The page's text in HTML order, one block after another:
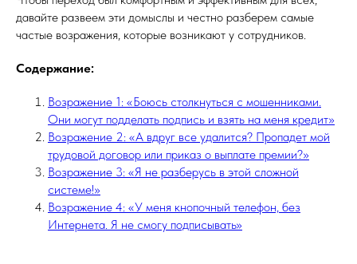
давайте развеем эти домыслы и честно разберем самые
частые возражения, которые возникают у сотрудников.
Содержание:
Возражение 1: «Боюсь столкнуться с мошенниками.
Они могут подделать подпись и взять на меня кредит»
Возражение 2: «А вдруг все удалится? Пропадет мой
трудовой договор или приказ о выплате премии?»
Возражение 3: «Я не разберусь в этой сложной
системе!»
Возражение 4: «У меня кнопочный телефон, без
Интернета. Я не смогу подписывать»